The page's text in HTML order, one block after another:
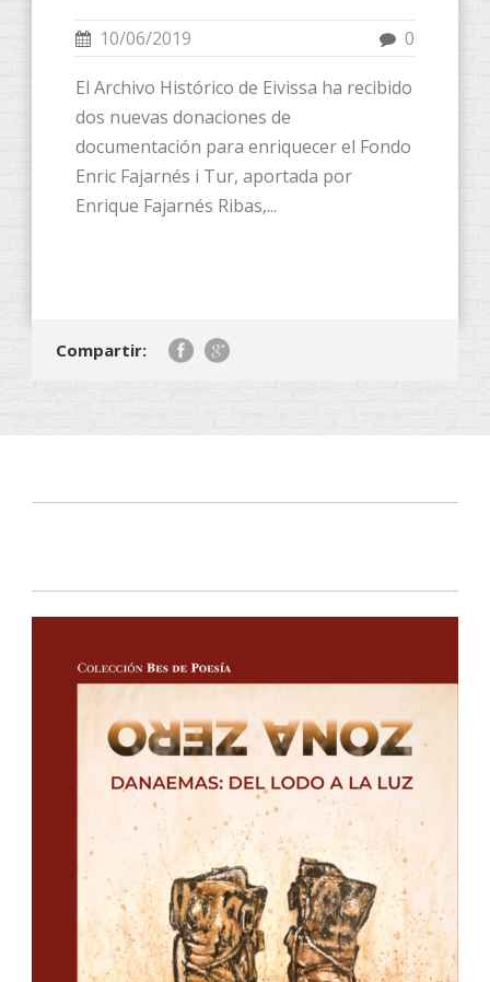
10/06/2019 0
El Archivo Histórico de Eivissa ha recibido
dos nuevas donaciones de
documentación para enriquecer el Fondo
Enric Fajarnés i Tur, aportada por
Enrique Fajarnés Ribas,...
Compartir: